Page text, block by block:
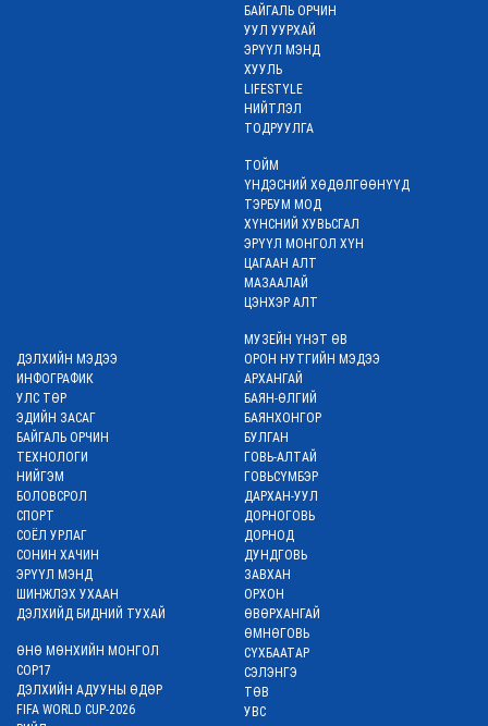
“Монгол Улсын хаад”
гаргахаар төлөвлөж
Олон улсын хиймэл
оюуны гуравдугаар
хүрэл медаль авчээ
Төрийн мэдээллийн
солилцох үүрэг өгөв
Төв болон баруун
аймгуудын нутгаар
ДАШТ-ийг Мароккод
явуулахгүй байхыг
2 өдөр
БАЙГАЛЬ ОРЧИН
УУЛ УУРХАЙ
ЭРҮҮЛ МЭНД
ХУУЛЬ
LIFESTYLE
НИЙТЛЭЛ
ТОДРУУЛГА
ТОЙМ
ҮНДЭСНИЙ ХӨДӨЛГӨӨНҮҮД
ТЭРБУМ МОД
ХҮНСНИЙ ХУВЬСГАЛ
ЭРҮҮЛ МОНГОЛ ХҮН
ЦАГААН АЛТ
МАЗААЛАЙ
ЦЭНХЭР АЛТ
МУЗЕЙН ҮНЭТ ӨВ
ДЭЛХИЙН МЭДЭЭ
ИНФОГРАФИК
УЛС ТӨР
ЭДИЙН ЗАСАГ
БАЙГАЛЬ ОРЧИН
ТЕХНОЛОГИ
НИЙГЭМ
БОЛОВСРОЛ
СПОРТ
СОЁЛ УРЛАГ
СОНИН ХАЧИН
ЭРҮҮЛ МЭНД
ШИНЖЛЭХ УХААН
ДЭЛХИЙД БИДНИЙ ТУХАЙ
ӨНӨ МӨНХИЙН МОНГОЛ
COP17
ДЭЛХИЙН АДУУНЫ ӨДӨР
FIFA WORLD CUP-2026
ОРОН НУТГИЙН МЭДЭЭ
АРХАНГАЙ
БАЯН-ӨЛГИЙ
БАЯНХОНГОР
БУЛГАН
ГОВЬ-АЛТАЙ
ГОВЬСҮМБЭР
ДАРХАН-УУЛ
ДОРНОГОВЬ
ДОРНОД
ДУНДГОВЬ
ЗАВХАН
ОРХОН
ӨВӨРХАНГАЙ
ӨМНӨГОВЬ
СҮХБААТАР
СЭЛЭНГЭ
ТӨВ
УВС